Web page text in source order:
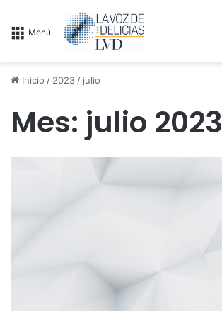
Menú
Inicio / 2023 / julio
Mes: julio 2023